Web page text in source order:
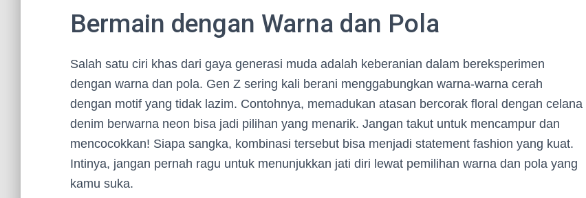
Bermain dengan Warna dan Pola
Salah satu ciri khas dari gaya generasi muda adalah keberanian dalam bereksperimen
dengan warna dan pola. Gen Z sering kali berani menggabungkan warna-warna cerah
dengan motif yang tidak lazim. Contohnya, memadukan atasan bercorak floral dengan celana
denim berwarna neon bisa jadi pilihan yang menarik. Jangan takut untuk mencampur dan
mencocokkan! Siapa sangka, kombinasi tersebut bisa menjadi statement fashion yang kuat.
Intinya, jangan pernah ragu untuk menunjukkan jati diri lewat pemilihan warna dan pola yang
kamu suka.